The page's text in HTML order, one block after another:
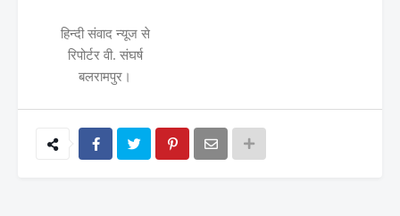
हिन्दी संवाद न्यूज से
रिपोर्टर वी. संघर्ष
बलरामपुर।